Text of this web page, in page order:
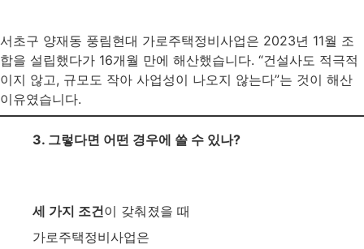
서초구 양재동 풍림현대 가로주택정비사업은 2023년 11월 조
합을 설립했다가 16개월 만에 해산했습니다. “건설사도 적극적
이지 않고, 규모도 작아 사업성이 나오지 않는다”는 것이 해산
이유였습니다.
3. 그렇다면 어떤 경우에 쓸 수 있나?
세 가지 조건이 갖춰졌을 때
가로주택정비사업은